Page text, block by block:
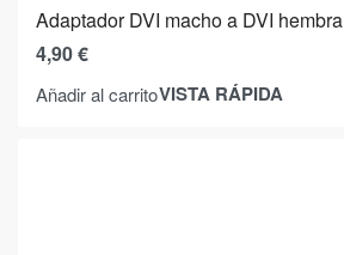
Adaptador DVI macho a DVI hembra
4,90€
Añadir al carritoVISTA RÁPIDA